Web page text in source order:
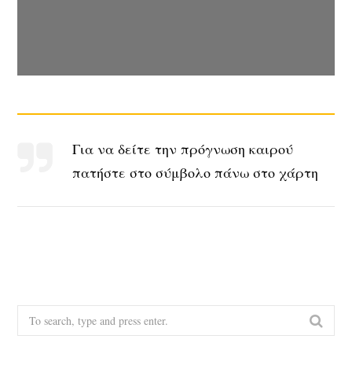
Για να δείτε την πρόγνωση καιρού
πατήστε στο σύμβολο πάνω στο χάρτη
e